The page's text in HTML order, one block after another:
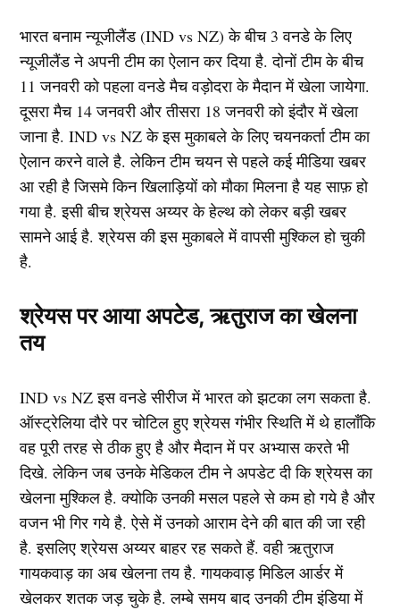
भारत बनाम न्यूजीलैंड (IND vs NZ) के बीच 3 वनडे के लिए
न्यूजीलैंड ने अपनी टीम का ऐलान कर दिया है. दोनों टीम के बीच
11 जनवरी को पहला वनडे मैच वड़ोदरा के मैदान में खेला जायेगा.
दूसरा मैच 14 जनवरी और तीसरा 18 जनवरी को इंदौर में खेला
जाना है. IND vs NZ के इस मुकाबले के लिए चयनकर्ता टीम का
ऐलान करने वाले है. लेकिन टीम चयन से पहले कई मीडिया खबर
आ रही है जिसमे किन खिलाड़ियों को मौका मिलना है यह साफ़ हो
गया है. इसी बीच श्रेयस अय्यर के हेल्थ को लेकर बड़ी खबर
सामने आई है. श्रेयस की इस मुकाबले में वापसी मुश्किल हो चुकी
है.
श्रेयस पर आया अपटेड, ऋतुराज का खेलना
तय
IND vs NZ इस वनडे सीरीज में भारत को झटका लग सकता है.
ऑस्ट्रेलिया दौरे पर चोटिल हुए श्रेयस गंभीर स्थिति में थे हालाँकि
वह पूरी तरह से ठीक हुए है और मैदान में पर अभ्यास करते भी
दिखे. लेकिन जब उनके मेडिकल टीम ने अपडेट दी कि श्रेयस का
खेलना मुश्किल है. क्योकि उनकी मसल पहले से कम हो गये है और
वजन भी गिर गये है. ऐसे में उनको आराम देने की बात की जा रही
है. इसलिए श्रेयस अय्यर बाहर रह सकते हैं. वही ऋतुराज
गायकवाड़ का अब खेलना तय है. गायकवाड़ मिडिल आर्डर में
खेलकर शतक जड़ चुके है. लम्बे समय बाद उनकी टीम इंडिया में